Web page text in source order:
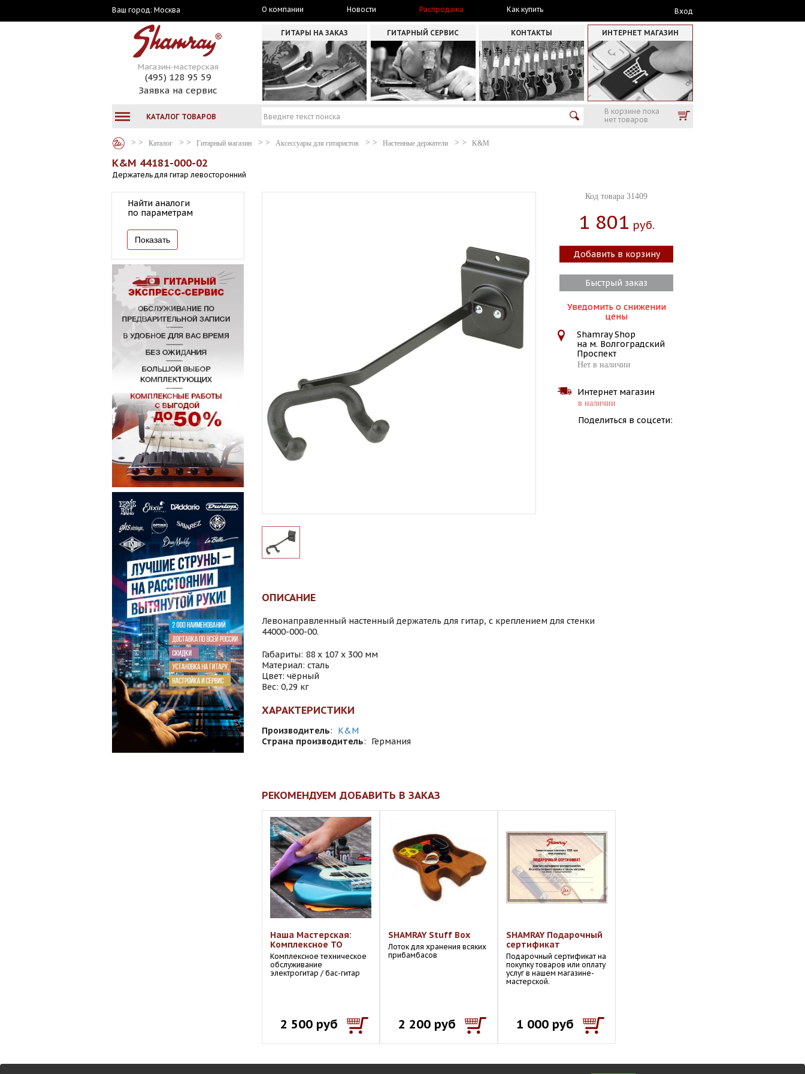
Ваш город: Москва О компании Новости Распродажа Как купить Вход
Магазин-мастерская
(495) 128 95 59
Заявка на сервис
ГИТАРЫ НА ЗАКАЗ ГИТАРНЫЙ СЕРВИС КОНТАКТЫ ИНТЕРНЕТ МАГАЗИН
КАТАЛОГ ТОВАРОВ
В корзине пока
нет товаров
Каталог Гитарный магазин Аксессуары для гитаристов Настенные держатели K&M
K&M 44181-000-02
Держатель для гитар левосторонний
Найти аналоги
по параметрам
Код товара 31409
1 801 Руб.
Добавить в корзину
Быстрый заказ
Уведомить о снижении
цены
Shamray Shop
на м. Волгоградский
Проспект
Нет в наличии
Интернет магазин
в наличии
Поделиться в соцсети:
ОПИСАНИЕ
Левонаправленный настенный держатель для гитар, с креплением для стенки
44000-000-00.
Габариты: 88 х 107 х 300 мм
Материал: сталь
Цвет: чёрный
Вес: 0,29 кг
ХАРАКТЕРИСТИКИ
Производитель:
K&M
Страна производитель: Германия
РЕКОМЕНДУЕМ ДОБАВИТЬ В ЗАКАЗ
Наша Мастерская:
Комплексное ТО
Комплексное техническое
обслуживание
электрогитар / бас-гитар
2 500 руб
SHAMRAY Stuff Box
Лоток для хранения всяких
прибамбасов
2 200 руб
SHAMRAY Подарочный
сертификат
Подарочный сертификат на
покупку товаров или оплату
услуг в нашем магазине-
мастерской.
1 000 руб